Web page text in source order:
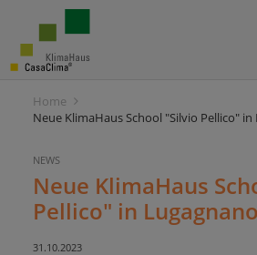
Home
Neue KlimaHaus School "Silvio Pellico" in
NEWS
Neue KlimaHaus
Pellico" in
31.10.2023